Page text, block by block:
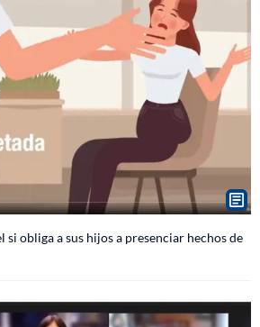
si obliga a sus hijos a presenciar hechos de